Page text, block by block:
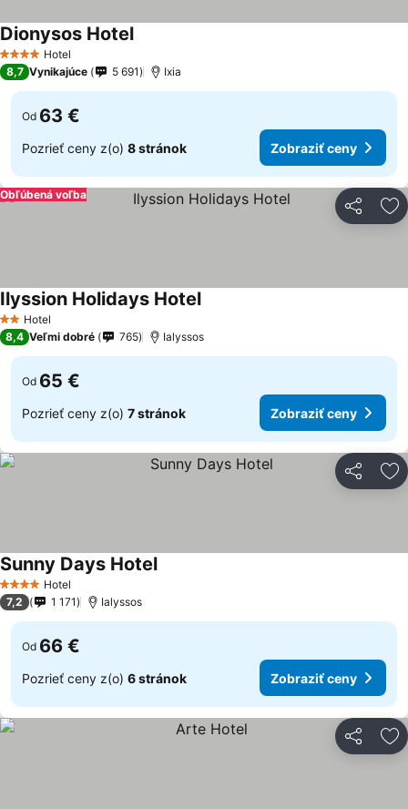
4 Počet hviezdičiek
Hotel
Dionysos Hotel
8,7 Vynikajúce 5 691 Ixia
Od 63 €
Pozrieť ceny z(o) 8 stránok Zobraziť ceny
Zdieľať
Obľúbená voľba
2 Počet hviezdičiek
Hotel
Ilyssion Holidays Hotel
8,4 Veľmi dobré 765 Ialyssos
Od 65 €
Pozrieť ceny z(o) 7 stránok Zobraziť ceny
Zdieľať
4 Počet hviezdičiek
Hotel
Sunny Days Hotel
7,2 1 171 Ialyssos
Od 66 €
Pozrieť ceny z(o) 6 stránok Zobraziť ceny
Zdieľať